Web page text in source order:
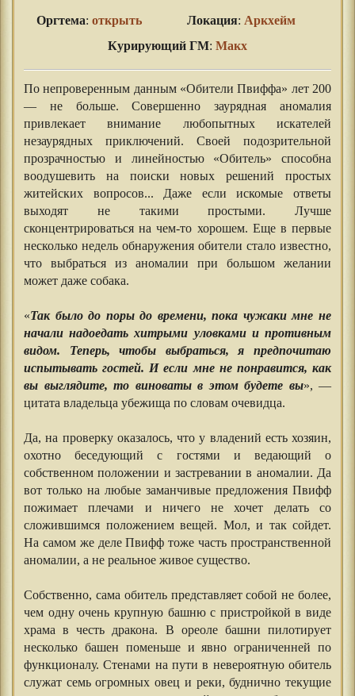
Оргтема:открыть Локация:Аркхейм
Курирующий ГМ: Макх
По непроверенным данным «Обители Пвиффа» лет 200
— не больше. Совершенно заурядная аномалия
привлекает внимание любопытных искателей
незаурядных приключений. Своей подозрительной
прозрачностью и линейностью «Обитель» способна
воодушевить на поиски новых решений простых
житейских вопросов... Даже если искомые ответы
выходят не такими простыми. Лучше
сконцентрироваться на чем-то хорошем. Еще в первые
несколько недель обнаружения обители стало известно,
что выбраться из аномалии при большом желании
может даже собака.
«Так было до поры до времени, пока чужаки мне не
начали надоедать хитрыми уловками и противным
видом. Теперь, чтобы выбраться, я предпочитаю
испытывать гостей. И если мне не понравится, как
вы выглядите, то виноваты в этом будете вы», —
цитата владельца убежища по словам очевидца.
Да, на проверку оказалось, что у владений есть хозяин,
охотно беседующий с гостями и ведающий о
собственном положении и застревании в аномалии. Да
вот только на любые заманчивые предложения Пвифф
пожимает плечами и ничего не хочет делать со
сложившимся положением вещей. Мол, и так сойдет.
На самом же деле Пвифф тоже часть пространственной
аномалии, а не реальное живое существо.
Собственно, сама обитель представляет собой не более,
чем одну очень крупную башню с пристройкой в виде
храма в честь дракона. В ореоле башни пилотирует
несколько башен поменьше и явно ограниченней по
функционалу. Стенами на пути в невероятную обитель
служат семь огромных овец и реки, буднично текущие